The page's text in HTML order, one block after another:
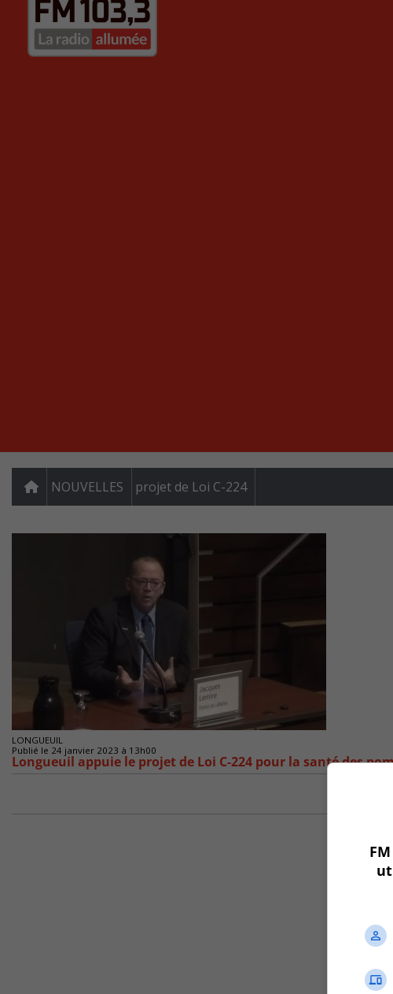
NOUVELLES projet de Loi C-224
LONGUEUIL
Publié le 24 janvier 2023 à 13h00
Longueuil appuie le projet de Loi C-224 pour la santé des